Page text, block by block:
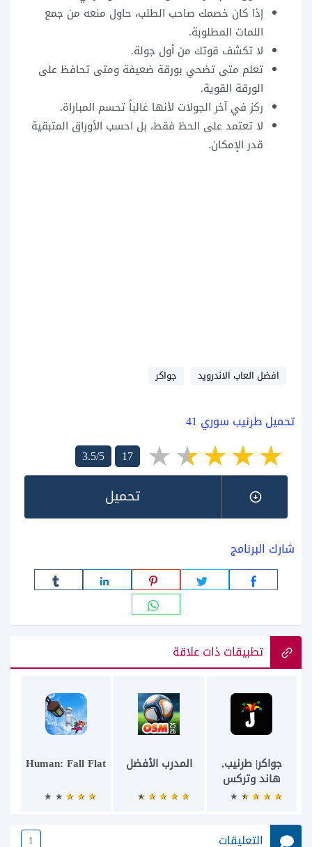
إذا كان خصمك صاحب الطلب، حاول منعه من جمع
اللمات المطلوبة.
لا تكشف قوتك من أول جولة.
تعلم متى تضحي بورقة ضعيفة ومتى تحافظ على
الورقة القوية.
ركز في آخر الجولات لأنها غالباً تحسم المباراة.
لا تعتمد على الحظ فقط، بل احسب الأوراق المتبقية
قدر الإمكان.
افضل العاب الاندرويد جواكر
تحميل طرنيب سوري 41
3.5/5
17
تحميل
شارك البرنامج
تطبيقات ذات علاقة
جواكر| طرنيب,
هاند وتركس
المدرب الأفضل Human: Fall Flat
التعليقات 1